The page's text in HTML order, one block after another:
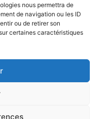
nous permettra de
de navigation ou les ID
ou de retirer son
certaines caractéristiques